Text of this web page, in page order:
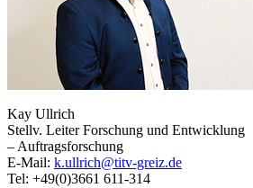
Kay Ullrich
Stellv. Leiter Forschung und Entwicklung
– Auftragsforschung
E-Mail: k.ullrich@titv-greiz.de
Tel: +49(0)3661 611-314